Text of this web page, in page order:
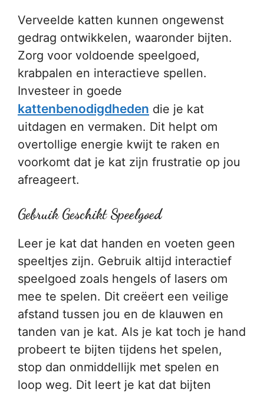
Verveelde katten kunnen ongewenst
gedrag ontwikkelen, waaronder bijten.
Zorg voor voldoende speelgoed,
krabpalen en interactieve spellen.
Investeer in goede
kattenbenodigdheden die je kat
uitdagen en vermaken. Dit helpt om
overtollige energie kwijt te raken en
voorkomt dat je kat zijn frustratie op jou
afreageert.
Gebruik Geschikt Speelgoed
Leer je kat dat handen en voeten geen
speeltjes zijn. Gebruik altijd interactief
speelgoed zoals hengels of lasers om
mee te spelen. Dit creëert een veilige
afstand tussen jou en de klauwen en
tanden van je kat. Als je kat toch je hand
probeert te bijten tijdens het spelen,
stop dan onmiddellijk met spelen en
loop weg. Dit leert je kat dat bijten